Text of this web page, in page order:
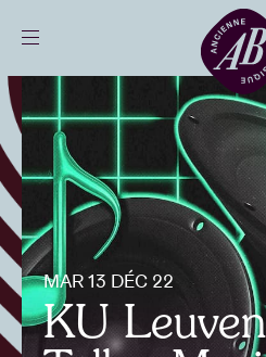
Agenda
Projets
Actualités
MAR 13 DÉC 22
KU